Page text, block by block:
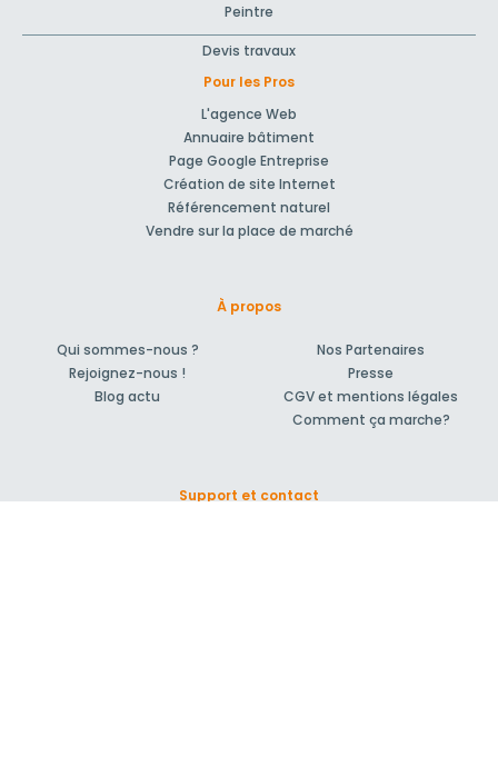
Peintre
Devis travaux
Pour les Pros
L'agence Web
Annuaire bâtiment
Page Google Entreprise
Création de site Internet
Référencement naturel
Vendre sur la place de marché
À propos
Qui sommes-nous ?
Rejoignez-nous !
Blog actu
Nos Partenaires
Presse
CGV et mentions légales
Comment ça marche?
Support et contact